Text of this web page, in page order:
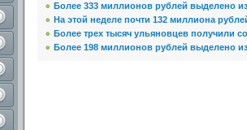
Более 333 миллионов рублей выделено
На этой неделе почти 132 миллиона
Более трех тысяч ульяновцев получили
Более 198 миллионов рублей выделено